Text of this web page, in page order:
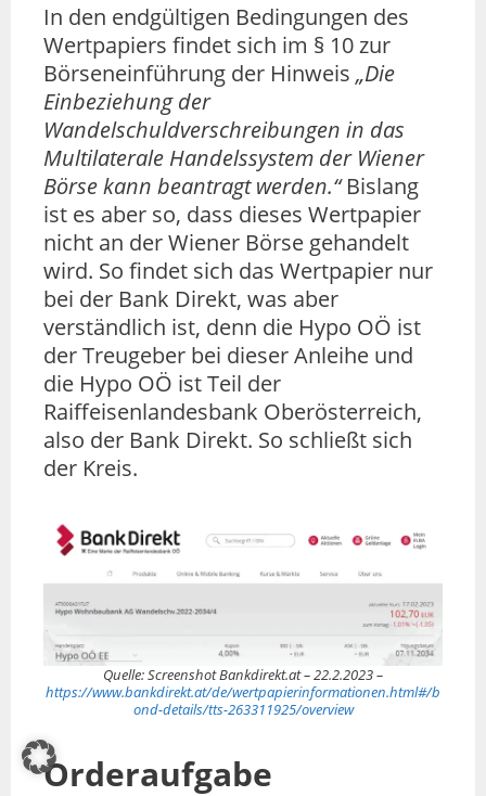
In den endgültigen Bedingungen des
Wertpapiers findet sich im § 10 zur
Börseneinführung der Hinweis „Die
Einbeziehung der
Wandelschuldverschreibungen in das
Multilaterale Handelssystem der Wiener
Börse kann beantragt werden.“Bislang
ist es aber so, dass dieses Wertpapier
nicht an der Wiener Börse gehandelt
wird. So findet sich das Wertpapier nur
bei der Bank Direkt, was aber
verständlich ist, denn die Hypo OÖ ist
der Treugeber bei dieser Anleihe und
die Hypo OÖ ist Teil der
Raiffeisenlandesbank Oberösterreich,
also der Bank Direkt. So schließt sich
der Kreis.
Quelle: Screenshot Bankdirekt.at – 22.2.2023 –
https://www.bankdirekt.at/de/wertpapierinformationen.html#/b
ond-details/tts-263311925/overview
Orderaufgabe